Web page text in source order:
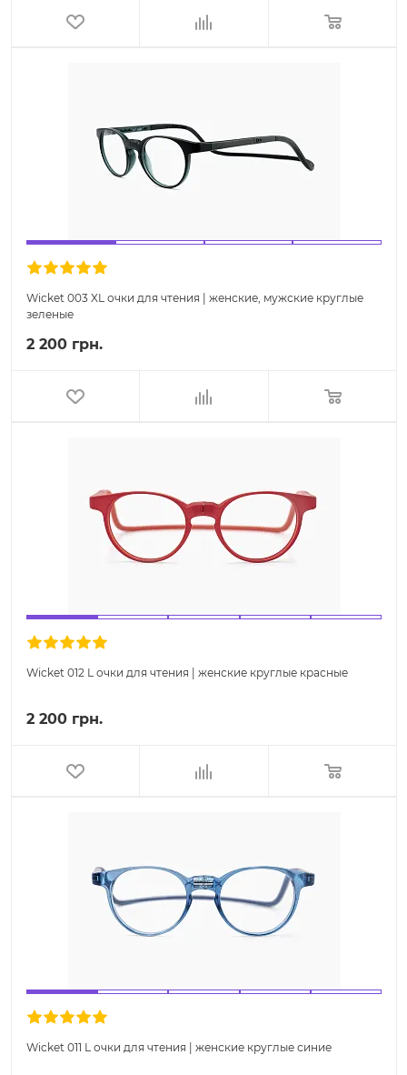
Wicket 003 XL очки для чтения | женские, мужские круглые
зеленые
2 200 грн.
Wicket 012 L очки для чтения | женские круглые красные
2 200 грн.
Wicket 011 L очки для чтения | женские круглые синие